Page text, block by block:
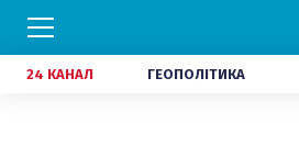
24 КАНАЛ ГЕОПОЛІТИКА